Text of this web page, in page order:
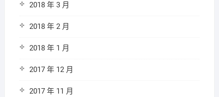
2018 年 3 月
2018 年 2 月
2018 年 1 月
2017 年 12 月
2017 年 11 月